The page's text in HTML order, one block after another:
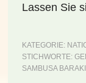
Lassen Sie
KATEGORIE:
STICHWORTE:
SAMBUSA BARAKI